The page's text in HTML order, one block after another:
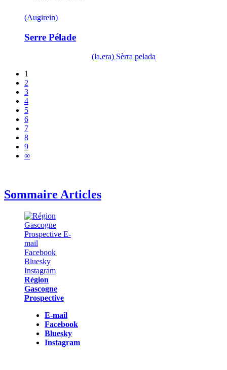
(Augirein)
Serre Pélade
(la,era) Sèrra pelada
1
2
3
4
5
6
7
8
9
∞
Sommaire Articles
Région
Gascogne
Prospective
E-mail
Facebook
Bluesky
Instagram